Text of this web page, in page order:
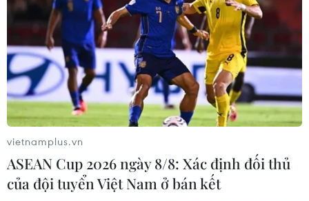
khác được.
Ông Hảo xác định Nhà trường là bị đơn là
không chính xác, bởi bồi thường ở đây là bồi
thường ngoài hợp đồng, là khởi kiện cá nhân
chứ không phải pháp nhân.
Đơn kiện của ông Hảo không chứng minh được
cá nhân nào của Trường Đại học Kinh tế quốc
dân gây ra thiệt hại cho ông Hảo, dẫn đến việc
pháp nhân Nhà trường phải bồi thường. ... Do
vietnamplus.vn
ASEAN Cup 2026 ngày 8/8: Xác định đối thủ
của đội tuyển Việt Nam ở bán kết